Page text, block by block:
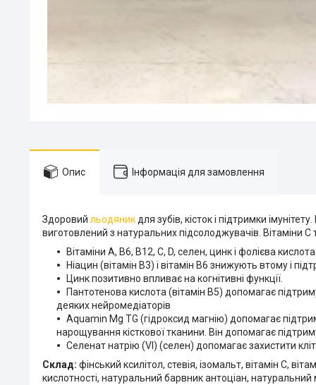
Опис Інформація для замовлення
Здоровий льодяник для зубів, кісток і підтримки
виготовлений з натуральних підсолоджувачів. Вітаміни С
Вітаміни А, В6, В12, С, D, селен, цинк і фолієва
Ніацин (вітамін В3) і вітамін В6 знижують втому і
Цинк позитивно впливає на когнітивні функції.
Пантотенова кислота (вітамін В5) допомагає
деяких нейромедіаторів
Aquamin Mg TG (гідроксид магнію) допомагає
нарощування кісткової тканини. Він допомагає
Селенат натрію (VI) (селен) допомагає захистити
Склад: фінський ксилітол, стевія, ізомальт, вітамін С,
кислотності, натуральний барвник антоціан,